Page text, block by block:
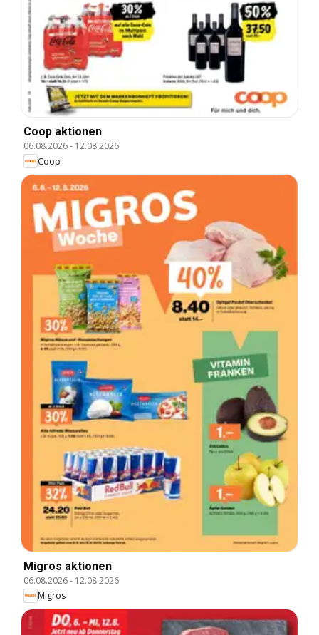
Coop aktionen
06.08.2026- 12.08.2026
Coop
Migros aktionen
06.08.2026- 12.08.2026
Migros